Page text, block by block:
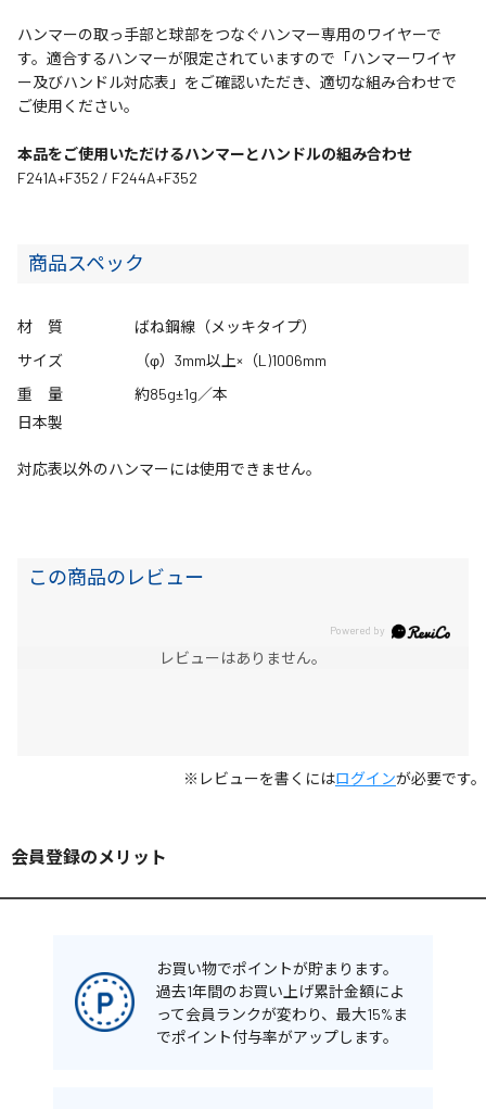
ハンマーの取っ手部と球部をつなぐハンマー専用のワイヤーで
す。適合するハンマーが限定されていますので「ハンマーワイヤ
ー及びハンドル対応表」をご確認いただき、適切な組み合わせで
ご使用ください。
本品をご使用いただけるハンマーとハンドルの組み合わせ
F241A+F352 / F244A+F352
商品スペック
材 質
ばね鋼線（メッキタイプ）
サイズ
（φ）3mm以上×（L)1006mm
重 量
約85g±1g／本
日本製
対応表以外のハンマーには使用できません。
この商品のレビュー
レビューはありません。
※レビューを書くにはログインが必要です。
会員登録のメリット
お買い物でポイントが貯まります。
過去1年間のお買い上げ累計金額によ
って会員ランクが変わり、最大15%ま
でポイント付与率がアップします。